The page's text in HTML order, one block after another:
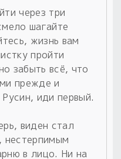
через три
шагайте
жизнь вам
пройти
забыть всё, что
прежде и
иди первый.
виден стал
нестерпимым
в лицо. Ни на